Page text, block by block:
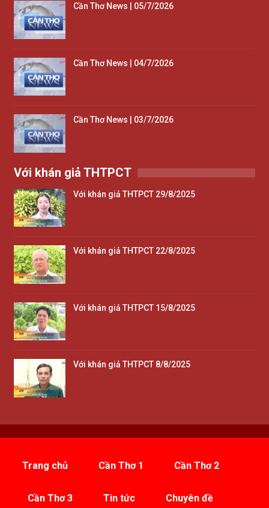
Cần Thơ News | 05/7/2026
Cần Thơ News | 04/7/2026
Cần Thơ News | 03/7/2026
Với khán giả THTPCT
Với khán giả THTPCT 29/8/2025
Với khán giả THTPCT 22/8/2025
Với khán giả THTPCT 15/8/2025
Với khán giả THTPCT 8/8/2025
Trang chủ Cần Thơ 1 Cần Thơ 2
Cần Thơ 3 Tin tức Chuyên đề